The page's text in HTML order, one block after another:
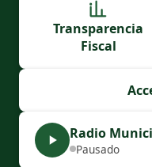
Transparencia
Fiscal
Radio
Pausado